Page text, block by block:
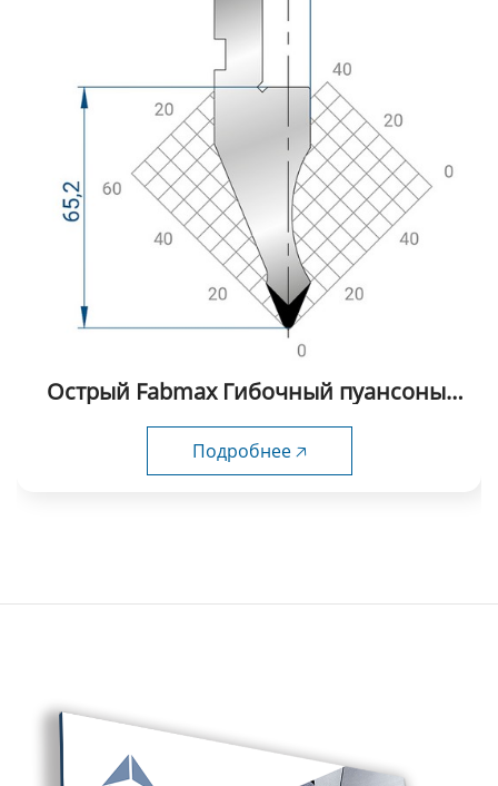
Острый Fabmax Гибочный пуансоны-
Подробнее 🡥